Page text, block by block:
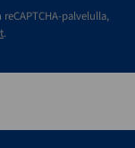
palvelulla,
.